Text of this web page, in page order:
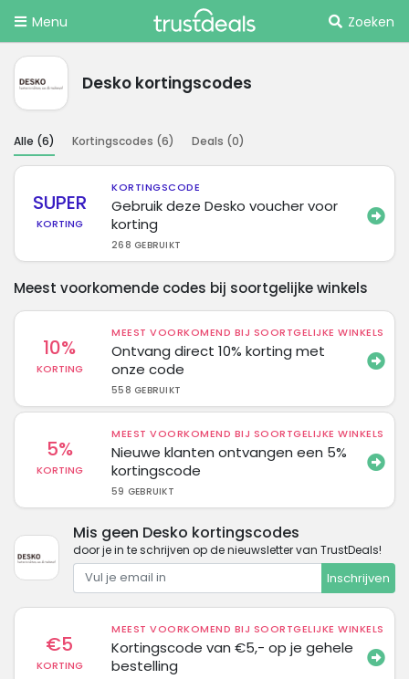
Menu Zoeken
Desko kortingscodes
Alle (6) Kortingscodes (6) Deals (0)
SUPER
KORTING
KORTINGSCODE
Gebruik deze Desko voucher voor
korting
268 GEBRUIKT
Meest voorkomende codes bij soortgelijke winkels
10%
KORTING
MEEST VOORKOMEND BIJ SOORTGELIJKE WINKELS
Ontvang direct 10% korting met
onze code
558 GEBRUIKT
5%
KORTING
MEEST VOORKOMEND BIJ SOORTGELIJKE WINKELS
Nieuwe klanten ontvangen een 5%
kortingscode
59 GEBRUIKT
Mis geen Desko kortingscodes
door je in te schrijven op de nieuwsletter van TrustDeals!
Inschrijven
€5
KORTING
MEEST VOORKOMEND BIJ SOORTGELIJKE WINKELS
Kortingscode van €5,- op je gehele
bestelling